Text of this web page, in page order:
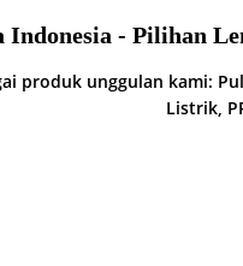
Indonesia - Pilihan
produk unggulan kami:
Listrik,